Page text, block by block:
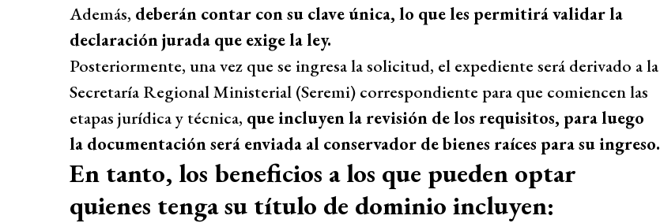
Además, deberán contar con su clave única, lo que les permitirá validar la
declaración jurada que exige la ley.
Posteriormente, una vez que se ingresa la solicitud, el expediente será derivado a la
Secretaría Regional Ministerial (Seremi) correspondiente para que comiencen las
etapas jurídica y técnica, que incluyen la revisión de los requisitos, para luego
la documentación será enviada al conservador de bienes raíces para su ingreso.
En tanto, los beneficios a los que pueden optar
quienes tenga su título de dominio incluyen: